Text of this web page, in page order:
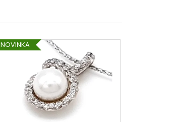
NOVINKA